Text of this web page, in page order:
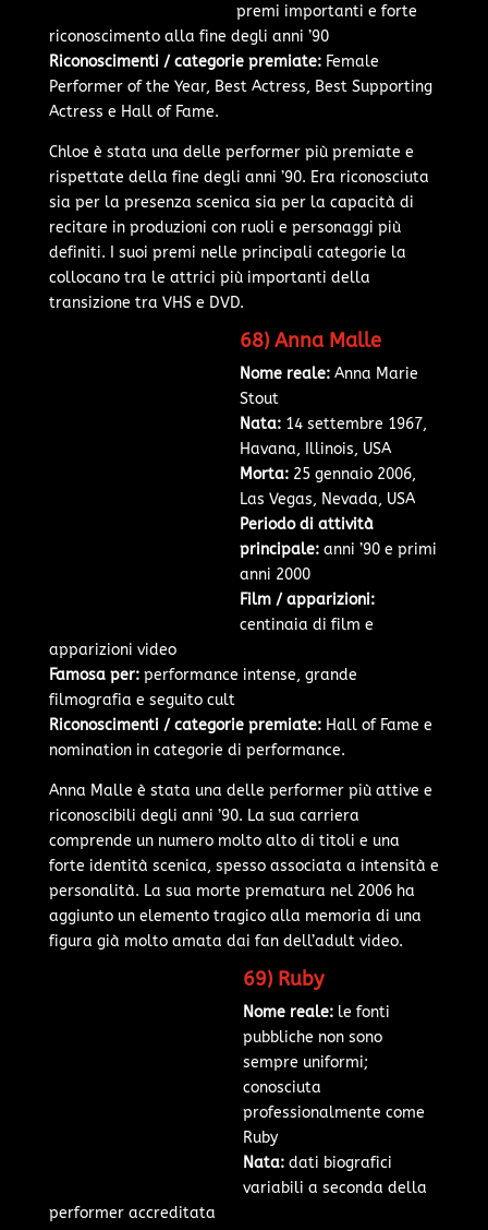
premi importanti e forte
riconoscimento alla fine degli anni ’90
Riconoscimenti / categorie premiate:Female
Performer of the Year, Best Actress, Best Supporting
Actress e Hall of Fame.
Chloe è stata una delle performer più premiate e
rispettate della fine degli anni ’90. Era riconosciuta
sia per la presenza scenica sia per la capacità di
recitare in produzioni con ruoli e personaggi più
definiti. I suoi premi nelle principali categorie la
collocano tra le attrici più importanti della
transizione tra VHS e DVD.
68) Anna Malle
Nome reale:Anna Marie
Stout
Nata:14 settembre 1967,
Havana, Illinois, USA
Morta:25 gennaio 2006,
Las Vegas, Nevada, USA
Periodo di attività
principale:anni ’90 e primi
anni 2000
Film / apparizioni:
centinaia di film e
apparizioni video
Famosa per:performance intense, grande
filmografia e seguito cult
Riconoscimenti / categorie premiate:Hall of Fame e
nomination in categorie di performance.
Anna Malle è stata una delle performer più attive e
riconoscibili degli anni ’90. La sua carriera
comprende un numero molto alto di titoli e una
forte identità scenica, spesso associata a intensità e
personalità. La sua morte prematura nel 2006 ha
aggiunto un elemento tragico alla memoria di una
figura già molto amata dai fan dell’adult video.
69) Ruby
Nome reale:le fonti
pubbliche non sono
sempre uniformi;
conosciuta
professionalmente come
Ruby
Nata:dati biografici
variabili a seconda della
performer accreditata